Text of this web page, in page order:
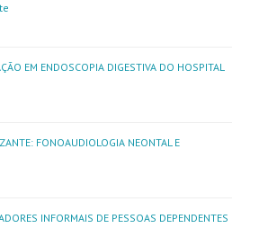
EM ENDOSCOPIA DIGESTIVA DO HOSPITAL
FONOAUDIOLOGIA NEONTAL E
INFORMAIS DE PESSOAS DEPENDENTES